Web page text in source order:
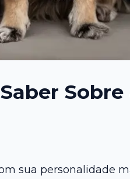
sua personalidade